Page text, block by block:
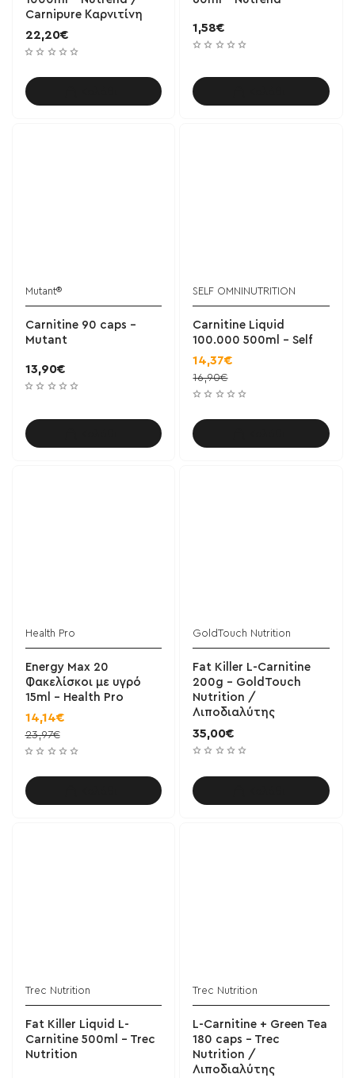
Carnipure Καρνιτίνη
22,20€
1,58€
Mutant®
Carnitine 90 caps -
Mutant
13,90€
SELF OMNINUTRITION
Carnitine Liquid
100.000 500ml - Self
14,37€
16,90€
Health Pro
Energy Max 20
Φακελίσκοι με υγρό
15ml - Health Pro
14,14€
23,97€
GoldTouch Nutrition
Fat Killer L-Carnitine
200g - GoldTouch
Nutrition /
Λιποδιαλύτης
35,00€
Trec Nutrition
Fat Killer Liquid L-
Carnitine 500ml - Trec
Nutrition
Trec Nutrition
L-Carnitine + Green Tea
180 caps - Trec
Nutrition /
Λιποδιαλύτης